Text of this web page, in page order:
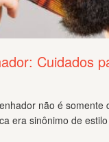
Cuidados
não é somente
era sinônimo de